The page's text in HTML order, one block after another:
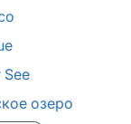
озеро